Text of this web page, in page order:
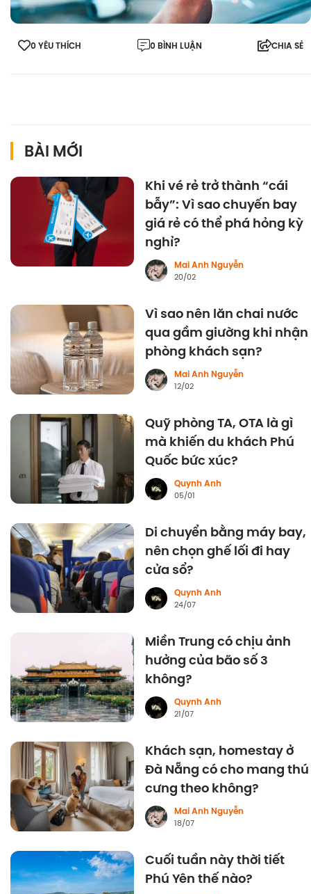
0 YÊU THÍCH 0 BÌNH LUẬN CHIA SẺ
BÀI MỚI
Khi vé rẻ trở thành “cái
bẫy”: Vì sao chuyến bay
giá rẻ có thể phá hỏng kỳ
nghỉ?
Mai Anh Nguyễn
20/02
Vì sao nên lăn chai nước
qua gầm giường khi nhận
phòng khách sạn?
Mai Anh Nguyễn
12/02
Quỹ phòng TA, OTA là gì
mà khiến du khách Phú
Quốc bức xúc?
Quynh Anh
05/01
Di chuyển bằng máy bay,
nên chọn ghế lối đi hay
cửa sổ?
Quynh Anh
24/07
Miền Trung có chịu ảnh
hưởng của bão số 3
không?
Quynh Anh
21/07
Khách sạn, homestay ở
Đà Nẵng có cho mang thú
cưng theo không?
Mai Anh Nguyễn
18/07
Cuối tuần này thời tiết
Phú Yên thế nào?